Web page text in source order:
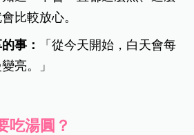
比較放心。
事：
「從今天開始，白天會每
亮。」
吃湯圓？